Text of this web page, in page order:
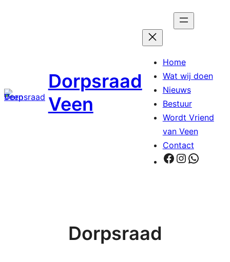
Dorpsraad
Veen
Home
Wat wij doen
Nieuws
Bestuur
Wordt Vriend
van Veen
Contact
Facebook
Dorpsraad